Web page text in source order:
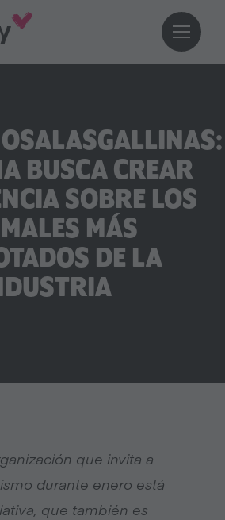
BUSCA CREAR
SOBRE LOS
MÁS
DE LA
que invita a
durante enero está
que también es